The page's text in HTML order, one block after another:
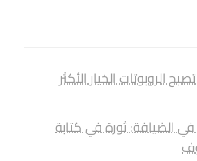
الخيار الأكثر
الضيافة: ثورة في كتابة